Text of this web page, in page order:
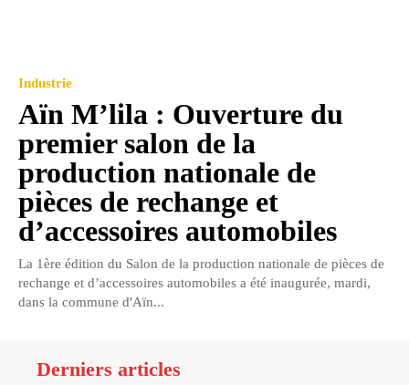
Industrie
Aïn M’lila : Ouverture du
premier salon de la
production nationale de
pièces de rechange et
d’accessoires automobiles
La 1ère édition du Salon de la production nationale de pièces de
rechange et d’accessoires automobiles a été inaugurée, mardi,
dans la commune d'Aïn...
Derniers articles